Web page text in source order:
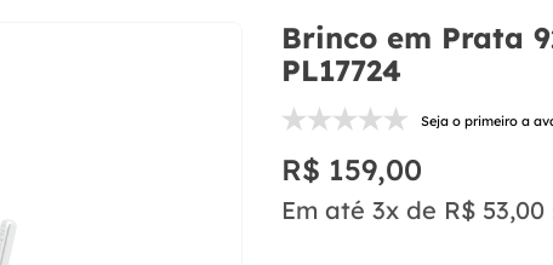
Brinco em Prata
PL17724
Seja o primeiro a
R$ 159,00
Em até 3x de R$ 53,00